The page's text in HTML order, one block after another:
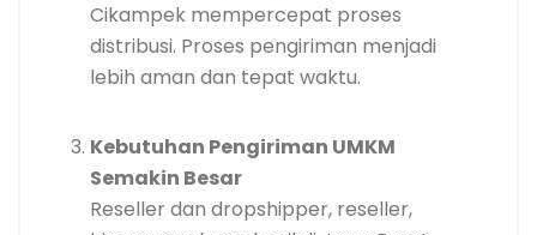
Cikampek mempercepat proses
distribusi. Proses pengiriman menjadi
lebih aman dan tepat waktu.
Kebutuhan Pengiriman UMKM
Semakin Besar
Reseller dan dropshipper, reseller,